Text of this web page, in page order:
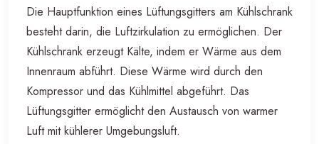
Die Hauptfunktion eines Lüftungsgitters am Kühlschrank
besteht darin, die Luftzirkulation zu ermöglichen. Der
Kühlschrank erzeugt Kälte, indem er Wärme aus dem
Innenraum abführt. Diese Wärme wird durch den
Kompressor und das Kühlmittel abgeführt. Das
Lüftungsgitter ermöglicht den Austausch von warmer
Luft mit kühlerer Umgebungsluft.